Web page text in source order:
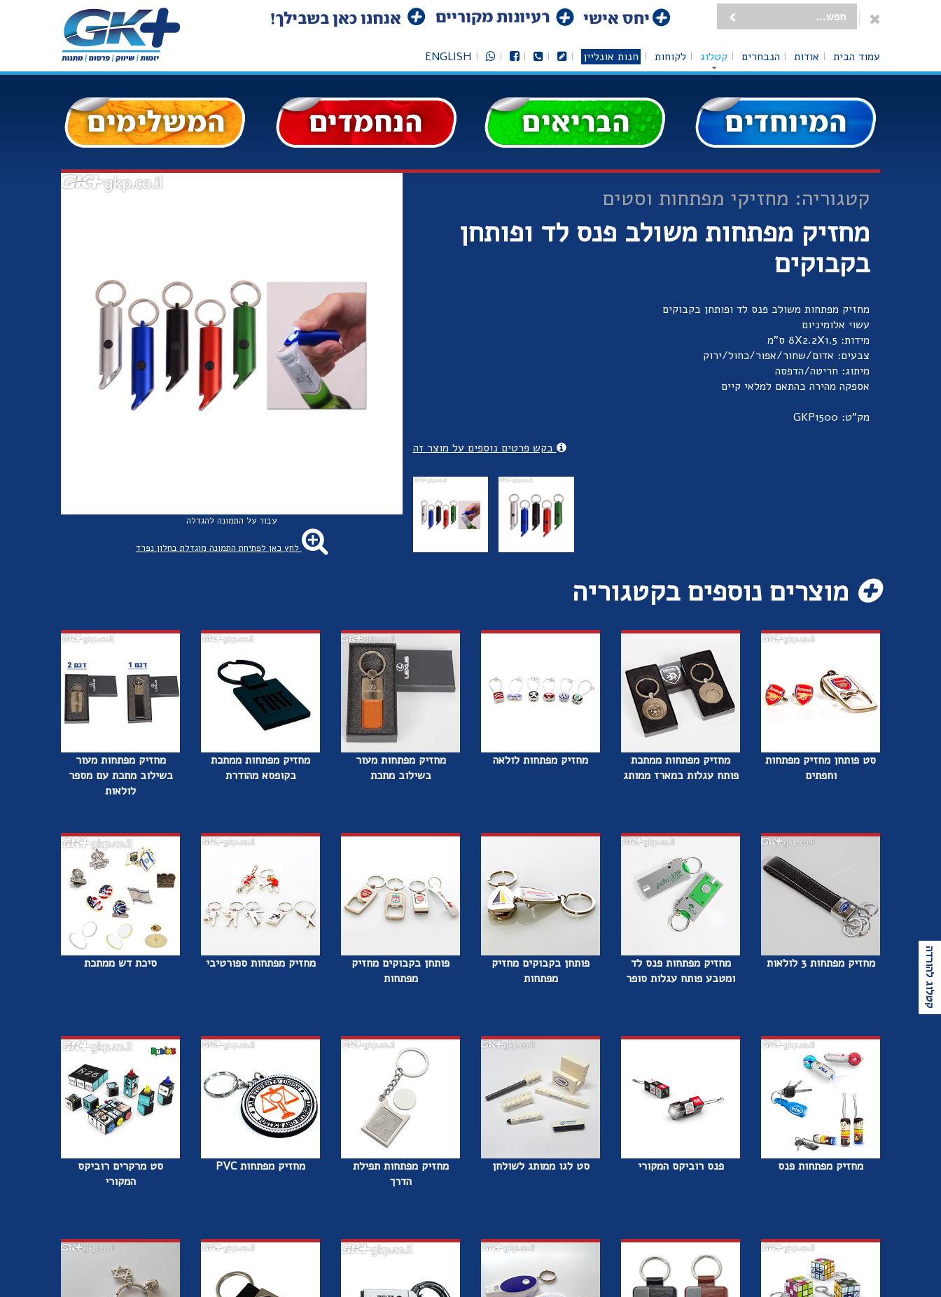
עמוד הבית אודות הנבחרים קטלוג לקוחות חנות אונליין ENGLISH
קטלוג להורדה
קטגוריה: מחזיקי מפתחות וסטים
מחזיק מפתחות משולב פנס לד ופותחן
בקבוקים
מחזיק מפתחות משולב פנס לד ופותחן בקבוקים
עשוי אלומיניום
מידות: 8X2.2X1.5 ס"מ
צבעים: אדום/שחור/אפור/כחול/ירוק
מיתוג: חריטה/הדפסה
אספקה מהירה בהתאם למלאי קיים
מק"ט: GKP1500
בקש פרטים נוספים על מוצר זה
עבור על התמונה להגדלה
לחץ כאן לפתיחת התמונה מוגדלת בחלון נפרד
מוצרים נוספים בקטגוריה
סט פותחן מחזיק מפתחות
וחפתים
מחזיק מפתחות ממתכת
פותח עגלות במארז ממותג
מחזיק מפתחות לולאה
מחזיק מפתחות מעור
בשילוב מתכת
מחזיק מפתחות ממתכת
בקופסא מהודרת
מחזיק מפתחות מעור
בשילוב מתכת עם מספר
לולאות
מחזיק מפתחות 3 לולאות
מחזיק מפתחות פנס לד
ומטבע פותח עגלות סופר
פותחן בקבוקים מחזיק
מפתחות
פותחן בקבוקים מחזיק
מפתחות
מחזיק מפתחות ספורטיבי סיכת דש ממתכת
מחזיק מפתחות פנס פנס רוביקס המקורי סט לגו ממותג לשולחן
מחזיק מפתחות תפילת
הדרך
מחזיק מפתחות PVC
סט מרקרים רוביקס
המקורי